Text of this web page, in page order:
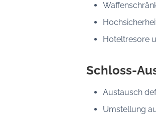
Hoteltresore
Schloss-
Austausch
Umstellung